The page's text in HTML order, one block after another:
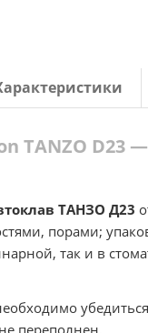
TANZO D23
ТАНЗО Д23
порами;
так и в
переполнен.